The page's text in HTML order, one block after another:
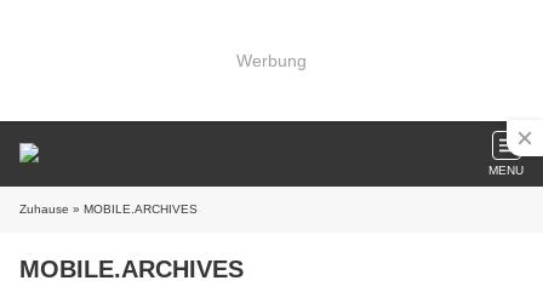
Werbung
MENU
Zuhause » MOBILE.ARCHIVES
MOBILE.ARCHIVES